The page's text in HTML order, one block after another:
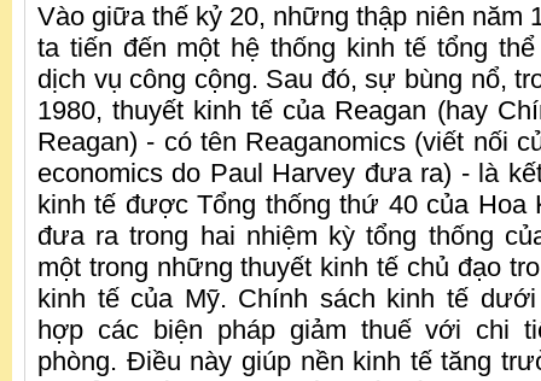
Vào giữa thế kỷ 20, những thập niên năm
ta tiến đến một hệ thống kinh tế tổng
dịch vụ công cộng. Sau đó, sự bùng nổ,
1980, thuyết kinh tế của Reagan (hay
Reagan) - có tên Reaganomics (viết nối
economics do Paul Harvey đưa ra) - là
kinh tế được Tổng thống thứ 40 của Hoa
đưa ra trong hai nhiệm kỳ tổng thống
một trong những thuyết kinh tế chủ đạo
kinh tế của Mỹ. Chính sách kinh tế
hợp các biện pháp giảm thuế với chi
phòng. Điều này giúp nền kinh tế tăng